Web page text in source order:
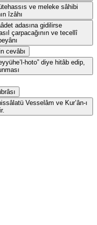
ve meleke sâhibi
îzâhı
adasına gidilirse
çarpacağının ve tecellî
cevâbı
hoto” diye hitâb edip,
Vesselâm ve Kur’ân-ı